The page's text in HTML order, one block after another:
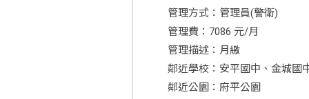
管理方式：管理員(警衛)
管理費：7086 元/月
管理描述：月繳
鄰近學校：安平國中、金城國
鄰近公園：府平公園